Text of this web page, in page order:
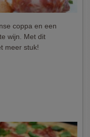
coppa en een
wijn. Met dit
meer stuk!